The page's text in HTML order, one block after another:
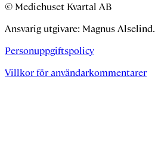
© Mediehuset Kvartal AB
Ansvarig utgivare: Magnus Alselind.
Personuppgiftspolicy
Villkor för användarkommentarer